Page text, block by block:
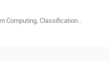
Computing, Classification...